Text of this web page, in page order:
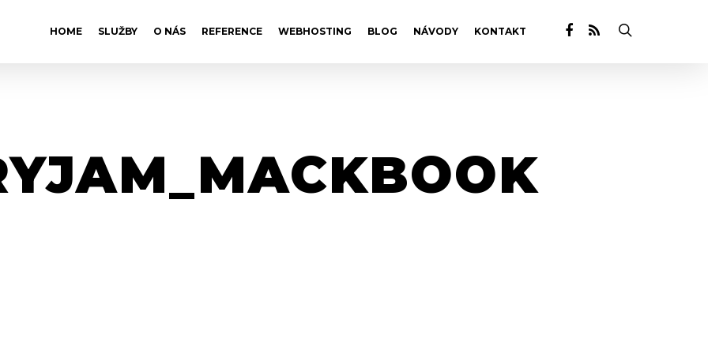
HOME SLUŽBY O NÁS REFERENCE WEBHOSTING BLOG NÁVODY KONTAKT